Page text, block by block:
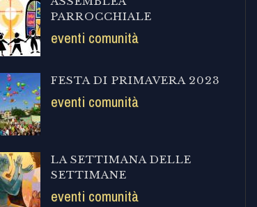
PARROCCHIALE
eventi comunità
FESTA DI PRIMAVERA 2023
eventi comunità
LA SETTIMANA DELLE
SETTIMANE
eventi comunità